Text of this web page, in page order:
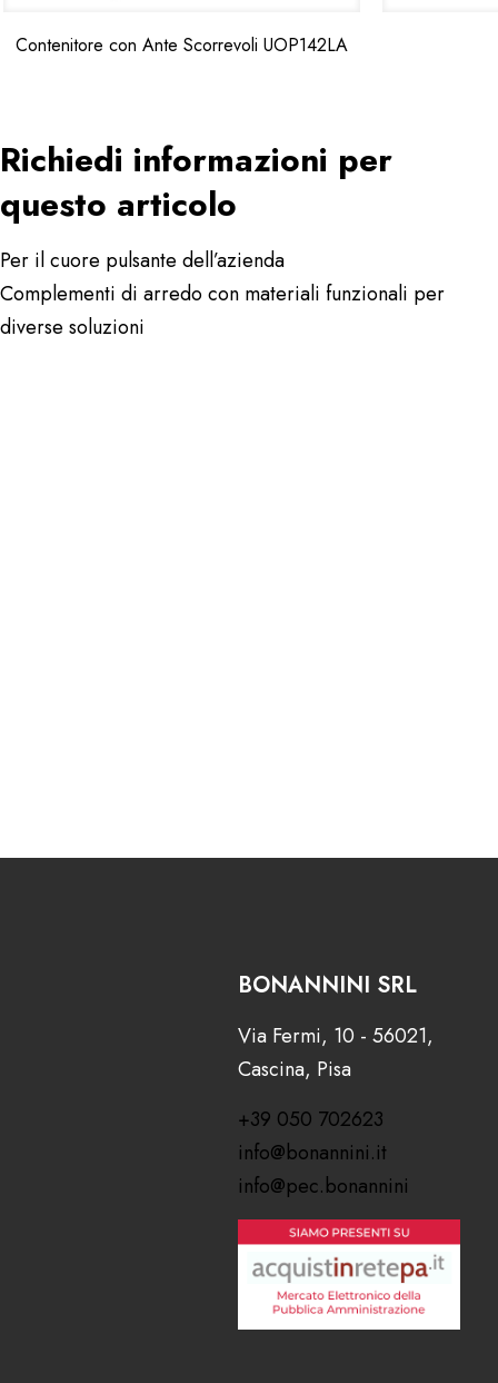
Contenitore con Ante Scorrevoli UOP142LA
Richiedi informazioni per
questo articolo
Per il cuore pulsante dell’azienda
Complementi di arredo con materiali funzionali per
diverse soluzioni
BONANNINI SRL
Via Fermi, 10 - 56021,
Cascina, Pisa
+39 050 702623
info@bonannini.it
info@pec.bonannini